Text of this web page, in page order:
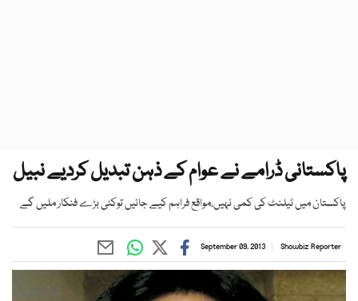
پاکستانی ڈرامے نے عوام کے ذہن تبدیل کردیے نبیل
پاکستان میں ٹیلنٹ کی کمی نہیں،مواقع فراہم کیے جائیں توکئی بڑے فنکار ملیں گے
Showbiz Reporter
September 09, 2013